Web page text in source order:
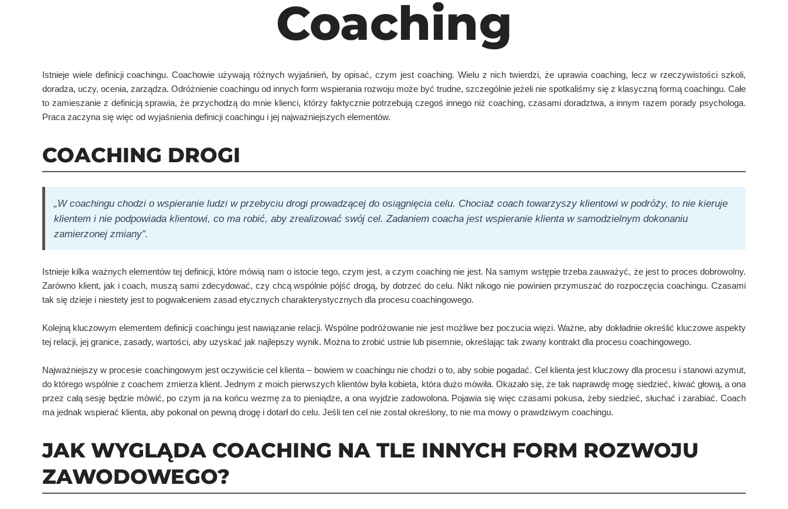
Coaching
Istnieje wiele definicji coachingu. Coachowie używają różnych wyjaśnień, by opisać, czym jest coaching. Wielu z nich twierdzi, że uprawia coaching, lecz w rzeczywistości szkoli,
doradza, uczy, ocenia, zarządza. Odróżnienie coachingu od innych form wspierania rozwoju może być trudne, szczególnie jeżeli nie spotkaliśmy się z klasyczną formą coachingu. Całe
to zamieszanie z definicją sprawia, że przychodzą do mnie klienci, którzy faktycznie potrzebują czegoś innego niż coaching, czasami doradztwa, a innym razem porady psychologa.
Praca zaczyna się więc od wyjaśnienia definicji coachingu i jej najważniejszych elementów.
COACHING DROGI
„W coachingu chodzi o wspieranie ludzi w przebyciu drogi prowadzącej do osiągnięcia celu. Chociaż coach towarzyszy klientowi w podróży, to nie kieruje
klientem i nie podpowiada klientowi, co ma robić, aby zrealizować swój cel. Zadaniem coacha jest wspieranie klienta w samodzielnym dokonaniu
zamierzonej zmiany”.
Istnieje kilka ważnych elementów tej definicji, które mówią nam o istocie tego, czym jest, a czym coaching nie jest. Na samym wstępie trzeba zauważyć, że jest to proces dobrowolny.
Zarówno klient, jak i coach, muszą sami zdecydować, czy chcą wspólnie pójść drogą, by dotrzeć do celu. Nikt nikogo nie powinien przymuszać do rozpoczęcia coachingu. Czasami
tak się dzieje i niestety jest to pogwałceniem zasad etycznych charakterystycznych dla procesu coachingowego.
Kolejną kluczowym elementem definicji coachingu jest nawiązanie relacji. Wspólne podróżowanie nie jest możliwe bez poczucia więzi. Ważne, aby dokładnie określić kluczowe aspekty
tej relacji, jej granice, zasady, wartości, aby uzyskać jak najlepszy wynik. Można to zrobić ustnie lub pisemnie, określając tak zwany kontrakt dla procesu coachingowego.
Najważniejszy w procesie coachingowym jest oczywiście cel klienta – bowiem w coachingu nie chodzi o to, aby sobie pogadać. Cel klienta jest kluczowy dla procesu i stanowi azymut,
do którego wspólnie z coachem zmierza klient. Jednym z moich pierwszych klientów była kobieta, która dużo mówiła. Okazało się, że tak naprawdę mogę siedzieć, kiwać głową, a ona
przez całą sesję będzie mówić, po czym ja na końcu wezmę za to pieniądze, a ona wyjdzie zadowolona. Pojawia się więc czasami pokusa, żeby siedzieć, słuchać i zarabiać. Coach
ma jednak wspierać klienta, aby pokonał on pewną drogę i dotarł do celu. Jeśli ten cel nie został określony, to nie ma mowy o prawdziwym coachingu.
JAK WYGLĄDA COACHING NA TLE INNYCH FORM ROZWOJU
ZAWODOWEGO?